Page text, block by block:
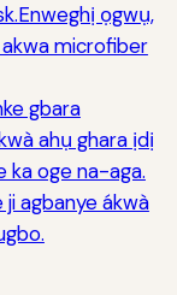
ọgwụ,
microfiber
gbara
ahụ ghara ịdị
ka oge na-aga.
agbanye ákwà